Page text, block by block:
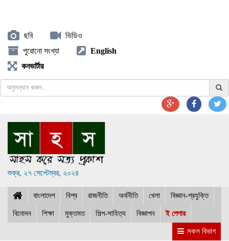
ছবি
ভিডিও
পুরোনো সংখ্যা
English
কনভার্টার
শুক্র, ২৭ সেপ্টেম্বর, ২০২৪
বাংলাদেশ বিশ্ব রাজনীতি অর্থনীতি খেলা বিজ্ঞান-প্রযুক্তি
বিনোদন শিক্ষা মুক্তমত শিল্প-সাহিত্য বিজ্ঞাপন ই পেপার
সকল বিভাগ